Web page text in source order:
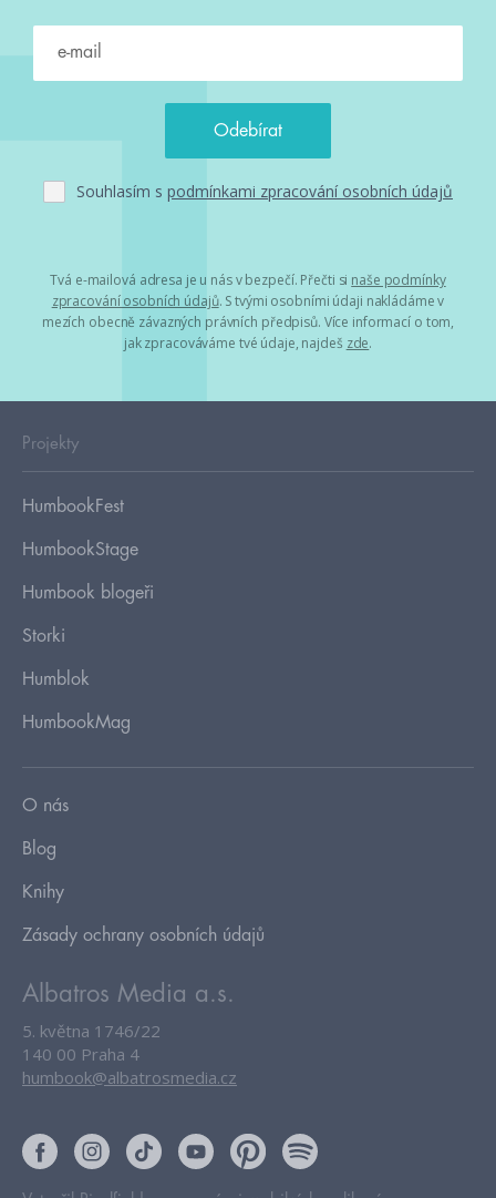
Souhlasím s podmínkami zpracování osobních údajů
Tvá e-mailová adresa je u nás v bezpečí. Přečti si naše podmínky
zpracování osobních údajů. S tvými osobními údaji nakládáme v
mezích obecně závazných právních předpisů. Více informací o tom,
jak zpracováváme tvé údaje, najdeš zde.
Projekty
HumbookFest
HumbookStage
Humbook blogeři
Storki
Humblok
HumbookMag
O nás
Blog
Knihy
Zásady ochrany osobních údajů
Albatros Media a.s.
5. května 1746/22
140 00 Praha 4
humbook@albatrosmedia.cz